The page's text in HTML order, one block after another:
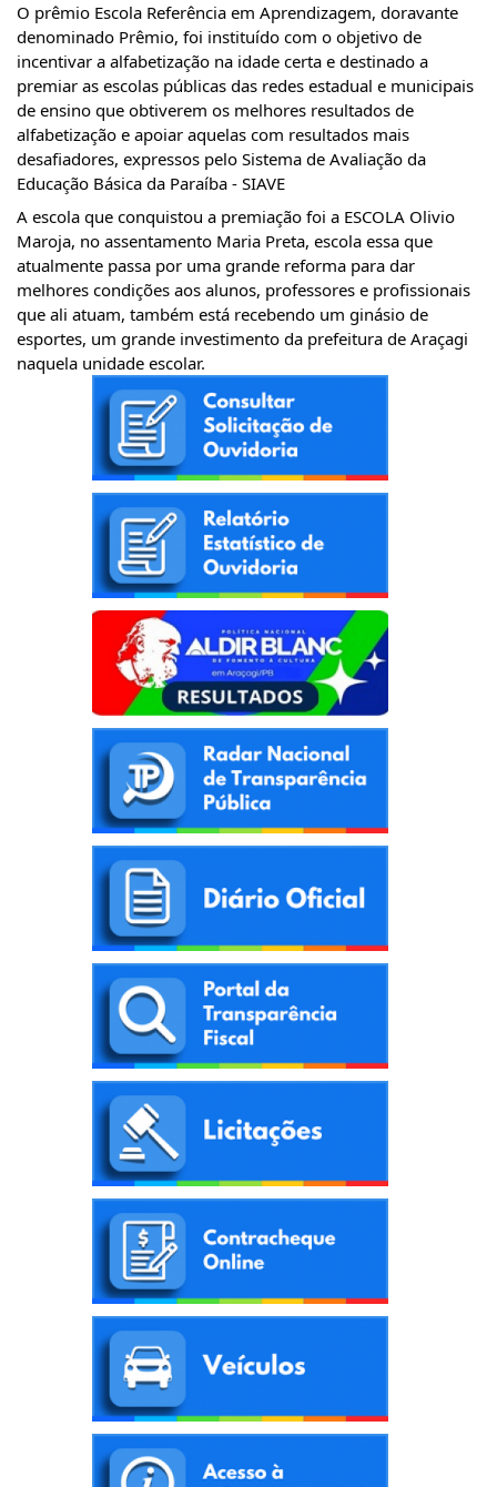
O prêmio Escola Referência em Aprendizagem, doravante
denominado Prêmio, foi instituído com o objetivo de
incentivar a alfabetização na idade certa e destinado a
premiar as escolas públicas das redes estadual e municipais
de ensino que obtiverem os melhores resultados de
alfabetização e apoiar aquelas com resultados mais
desafiadores, expressos pelo Sistema de Avaliação da
Educação Básica da Paraíba - SIAVE
A escola que conquistou a premiação foi a ESCOLA Olivio
Maroja, no assentamento Maria Preta, escola essa que
atualmente passa por uma grande reforma para dar
melhores condições aos alunos, professores e profissionais
que ali atuam, também está recebendo um ginásio de
esportes, um grande investimento da prefeitura de Araçagi
naquela unidade escolar.